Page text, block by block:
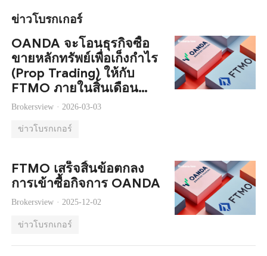
ข่าวโบรกเกอร์
OANDA จะโอนธุรกิจซื้อ
ขายหลักทรัพย์เพื่อเก็งกำไร
(Prop Trading) ให้กับ
FTMO ภายในสิ้นเดือน
มีนาคม
Brokersview · 2026-03-03
ข่าวโบรกเกอร์
FTMO เสร็จสิ้นข้อตกลง
การเข้าซื้อกิจการ OANDA
Brokersview · 2025-12-02
ข่าวโบรกเกอร์